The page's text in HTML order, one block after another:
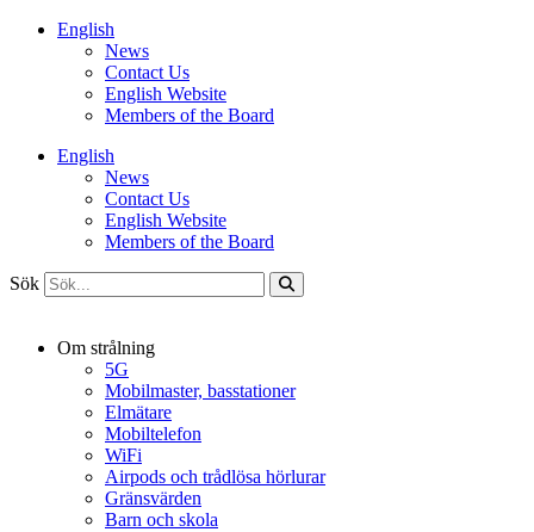
HoppaEnglish
News
Contact Us
English Website
Members of the Board
English
News
Contact Us
English Website
Members of the Board
Sök
Om strålning
5G
Mobilmaster, basstationer
Elmätare
Mobiltelefon
WiFi
Airpods och trådlösa hörlurar
Gränsvärden
Barn och skola